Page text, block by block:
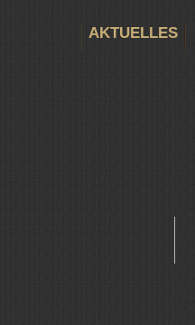
AKTUELLES